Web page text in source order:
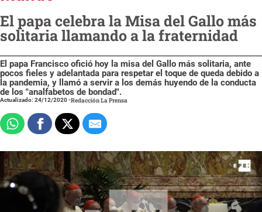
El papa celebra la Misa del Gallo más
solitaria llamando a la fraternidad
El papa Francisco ofició hoy la misa del Gallo más solitaria, ante
pocos fieles y adelantada para respetar el toque de queda debido a
la pandemia, y llamó a servir a los demás huyendo de la conducta
de los "analfabetos de bondad".
Actualizado: 24/12/2020-Redacción La Prensa